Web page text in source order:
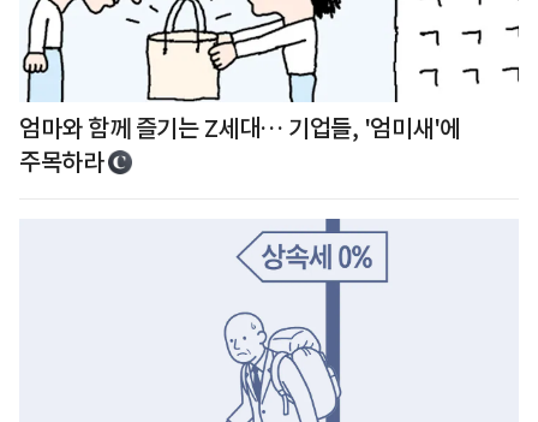
엄마와 함께 즐기는 Z세대… 기업들, '엄미새'에
주목하라